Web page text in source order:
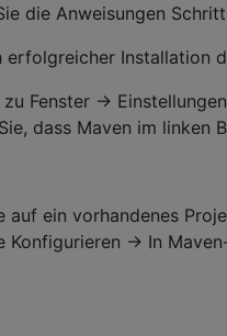
die Anweisungen
erfolgreicher Installation
zu Fenster -> Einstellungen
dass Maven im linken
auf ein vorhandenes
Konfigurieren -> In